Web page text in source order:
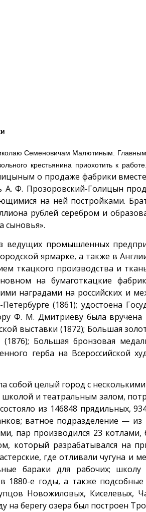
Семеновичам Малютиным. Главным
крестьянина приохотить к
о продаже фабрики
Ф. Прозоровский-Голицын
на ней постройками.
рублей серебром и
сыновья».
промышленных
ярмарке, а также в
ткацкого производства и
на бумаготкацкие
наградами на российских и
(1861); удостоена
Ф. М. Дмитриеву была вручена
выставки (1872); Большая
Большая бронзовая
герба на Всероссийской
собой целый город с
и театральным залом,
из 146848 прядильных,
ватное подразделение — из
пар производился 23 котлами,
который разрабатывался на
где отливали чугуна и
бараки для рабочих; школу
1880-е годы, а также
Новожиловых, Киселевых,
на берегу озера был построен